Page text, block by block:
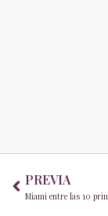
PREVIA